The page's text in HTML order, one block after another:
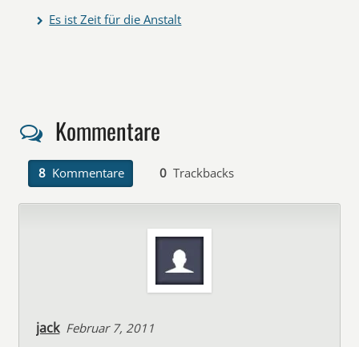
Es ist Zeit für die Anstalt
Kommentare
8 Kommentare 0 Trackbacks
jack Februar 7, 2011